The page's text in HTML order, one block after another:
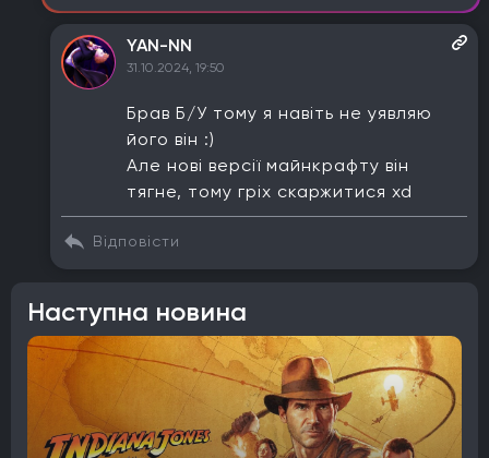
YAN-NN
31.10.2024, 19:50
Брав Б/У тому я навіть не уявляю
його він :)
Але нові версії майнкрафту він
тягне, тому гріх скаржитися xd
Відповісти
Наступна новина